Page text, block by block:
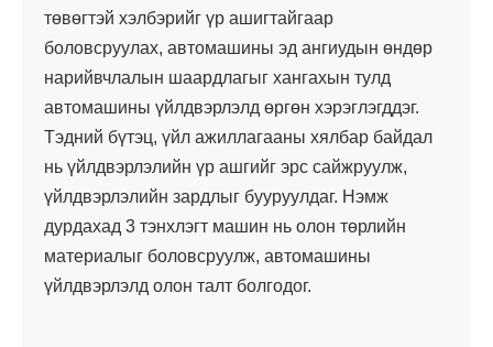
төвөгтэй хэлбэрийг үр ашигтайгаар
боловсруулах, автомашины эд ангиудын өндөр
нарийвчлалын шаардлагыг хангахын тулд
автомашины үйлдвэрлэлд өргөн хэрэглэгддэг.
Тэдний бүтэц, үйл ажиллагааны хялбар байдал
нь үйлдвэрлэлийн үр ашгийг эрс сайжруулж,
үйлдвэрлэлийн зардлыг бууруулдаг. Нэмж
дурдахад 3 тэнхлэгт машин нь олон төрлийн
материалыг боловсруулж, автомашины
үйлдвэрлэлд олон талт болгодог.